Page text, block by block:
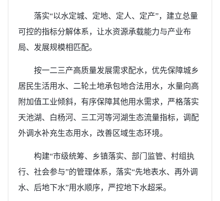
落实“以水定城、定地、定人、定产”，建立总量
可控的指标分解体系，让水资源承载能力与产业布
局、发展规模相匹配。
按一二三产高质量发展需求配水，优先保障城乡
居民生活用水、二轮土地承包地合法用水，水量向高
附加值工业倾斜，有序保障其他用水需求，严格落实
天池湖、白杨河、三工河等河湖生态流量指标，调配
外调水补充生态用水，改善区域生态环境。
构建“市级统筹、乡镇落实、部门监管、村组执
行、社会参与”的管理体系，落实“先地表水、再外调
水、后地下水”用水顺序，严控地下水超采。